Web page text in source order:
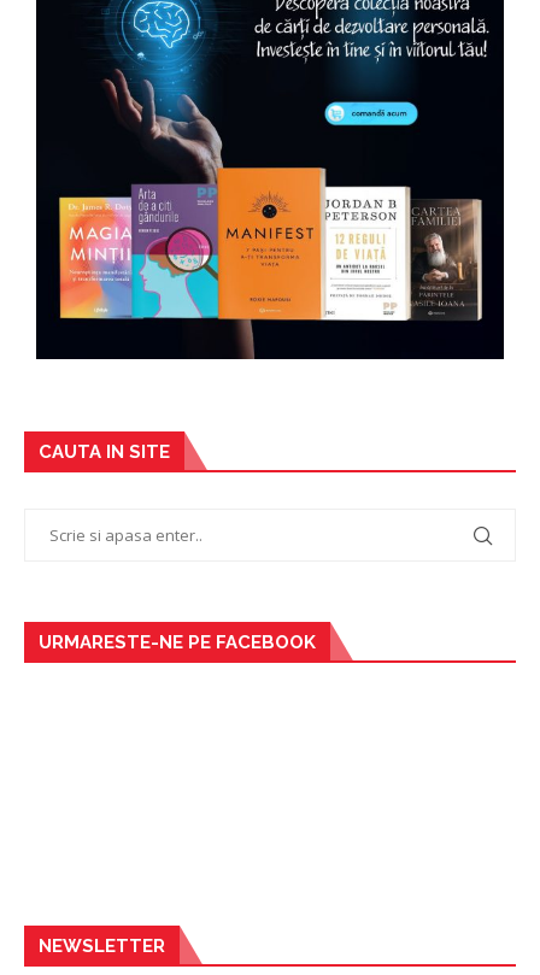
CAUTA IN SITE
URMARESTE-NE PE FACEBOOK
NEWSLETTER